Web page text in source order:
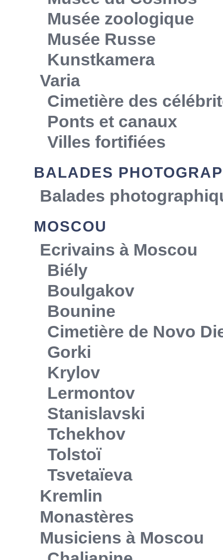
Musée zoologique
Musée Russe
Kunstkamera
Varia
Cimetière des
Ponts et canaux
Villes fortifiées
BALADES
Balades
MOSCOU
Ecrivains à Moscou
Biély
Boulgakov
Bounine
Cimetière de Novo
Gorki
Krylov
Lermontov
Stanislavski
Tchekhov
Tolstoï
Tsvetaïeva
Kremlin
Monastères
Musiciens à Moscou